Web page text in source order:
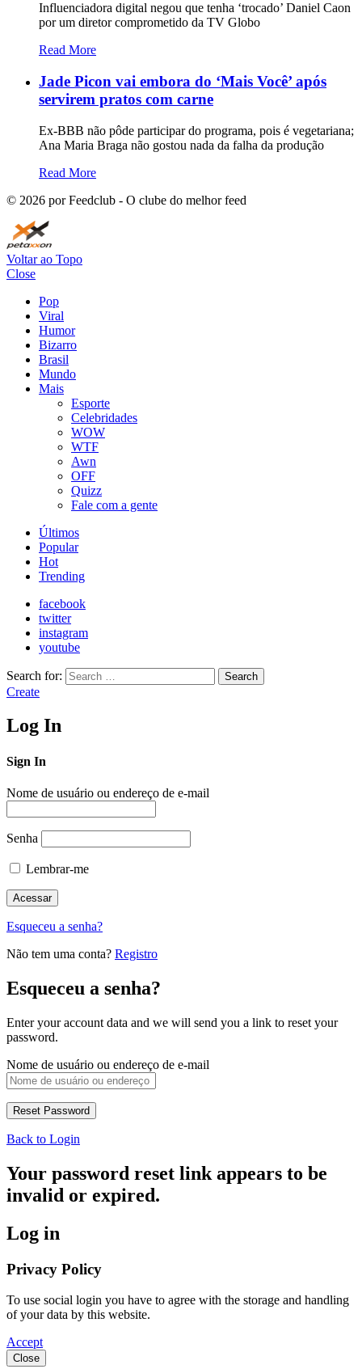
Influenciadora digital negou que tenha ‘trocado’ Daniel Caon
por um diretor comprometido da TV Globo
Read More
Jade Picon vai embora do ‘Mais Você’ após
servirem pratos com carne
Ex-BBB não pôde participar do programa, pois é vegetariana;
Ana Maria Braga não gostou nada da falha da produção
Read More
© 2026 por Feedclub - O clube do melhor feed
Voltar ao Topo
Close
Pop
Viral
Humor
Bizarro
Brasil
Mundo
Mais
Esporte
Celebridades
WOW
WTF
Awn
OFF
Quizz
Fale com a gente
Últimos
Popular
Hot
Trending
facebook
twitter
instagram
youtube
Search for: Search
Create
Log In
Sign In
Nome de usuário ou endereço de e-mail
Senha
Lembrar-me
Esqueceu a senha?
Não tem uma conta? Registro
Esqueceu a senha?
Enter your account data and we will send you a link to reset your
password.
Nome de usuário ou endereço de e-mail
Back to Login
Your password reset link appears to be
invalid or expired.
Log in
Privacy Policy
To use social login you have to agree with the storage and handling
of your data by this website.
Accept
Close